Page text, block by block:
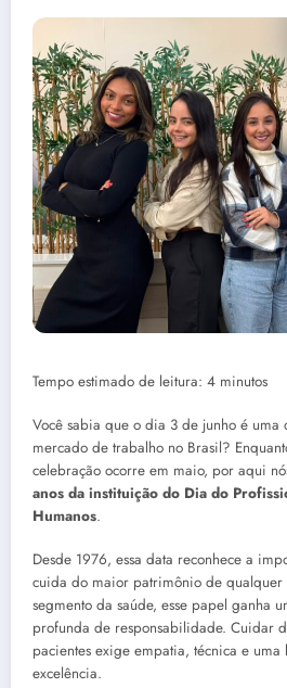
Tempo estimado de leitura: 4 minutos
Você sabia que o dia 3 de junho é uma
mercado de trabalho no Brasil?
celebração ocorre em maio, por aqui
anos da instituição do Dia do
Humanos.
Desde 1976, essa data reconhece a
cuida do maior patrimônio de qualquer
segmento da saúde, esse papel ganha
profunda de responsabilidade. Cuidar
pacientes exige empatia, técnica e uma
excelência.